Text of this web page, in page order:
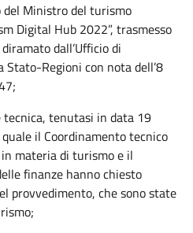
del Ministro del turismo
Digital Hub 2022”, trasmesso
dall’Ufficio di
Stato-Regioni con nota dell’8
tenutasi in data 19
il Coordinamento tecnico
materia di turismo e il
finanze hanno chiesto
provvedimento, che sono state